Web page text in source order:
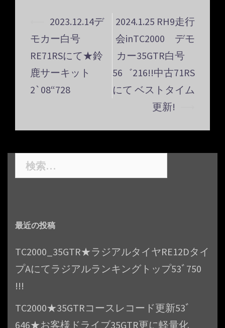
稿
ナ
ビ
ゲ
ョ
2023.12.14デ
モカー白号
RE71RSにて★鈴
鹿サーキット
2`08“728
2024.1.25 RH9走行
会inTC2000 デモ
カー35GTR白号
56゛216!!中古71RS
にて ベストタイム
更新!
索:
最近の投稿
TC2000_35GTR★ラジアルタイヤRE12Dタイ
プAにてラジアルランキングトップ53ﾞ750
!!!
TC2000★35GTRコースレコード更新53ﾞ
646★お客様ドライブ35GTR更に軽量化